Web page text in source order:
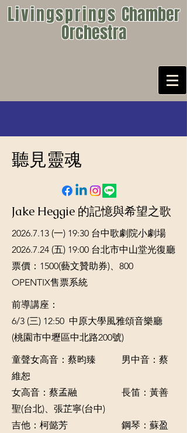
Livingsprings Chamber
Orchestra
聽見靈魂
Jake Heggie 的記憶與希望之歌
2026.7.13 (一) 19:30 台中歌劇院小劇場
​2026.7.24 (五) 19:00 台北市中山堂光復廳
​票價：1500(藝文贊助券)、800
OPENTIX售票系統
前導講座：
​6/3 (三) 12:50 中原大學風雅頌音樂廳
(桃園市中壢區中北路200號)​
童聲女高音：蔡昀臻 男中音：蔡
維恕
女高音：蔡孟融 長笛：黃善
聖(台北)、張芷寧(台中)
吉他：柯懿芳 鋼琴：蘇盈